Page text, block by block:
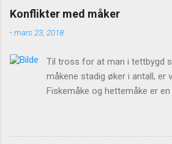
Konflikter med måker
-mars 23, 2018
Til tross for at man i tettbygd
måkene stadig øker i antall, er
Fiskemåke og hettemåke er
truet». Årsaken er negativ
næringstilgang ved kysten og